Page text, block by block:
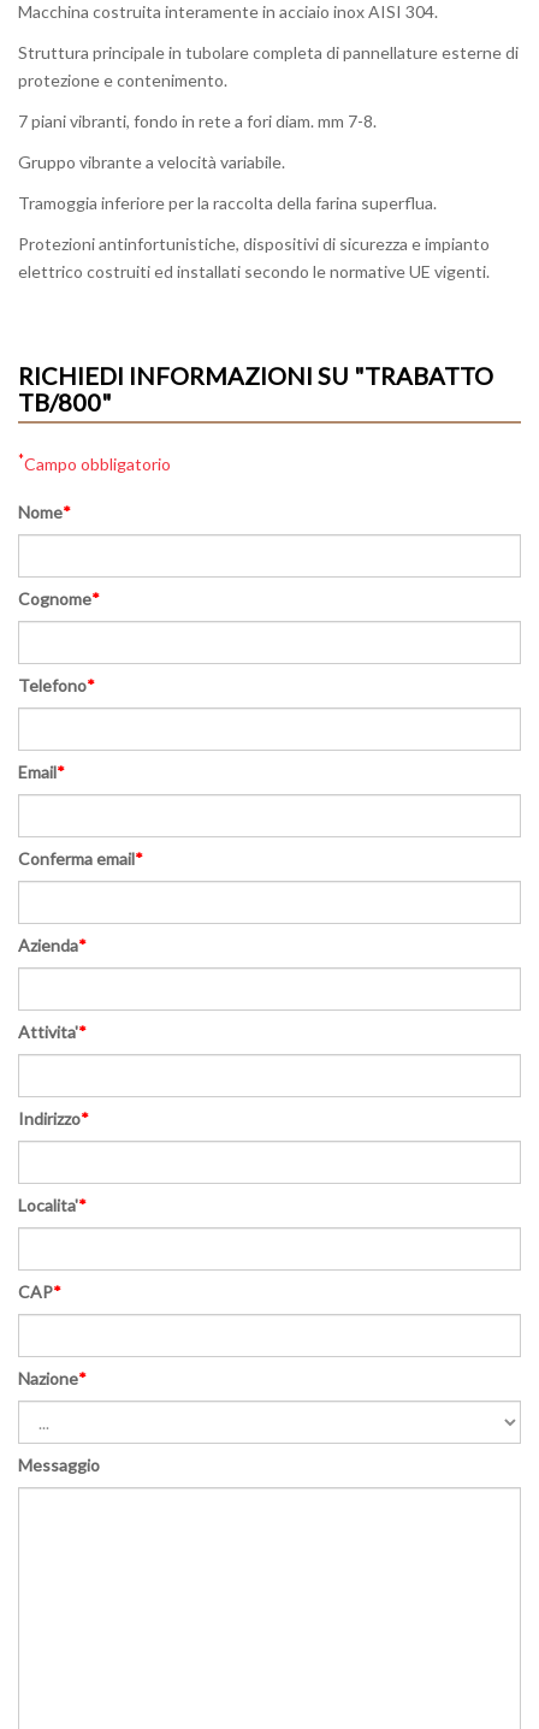
Macchina costruita interamente in acciaio inox AISI 304.
Struttura principale in tubolare completa di pannellature esterne di
protezione e contenimento.
7 piani vibranti, fondo in rete a fori diam. mm 7-8.
Gruppo vibrante a velocità variabile.
Tramoggia inferiore per la raccolta della farina superflua.
Protezioni antinfortunistiche, dispositivi di sicurezza e impianto
elettrico costruiti ed installati secondo le normative UE vigenti.
RICHIEDI INFORMAZIONI SU "TRABATTO
TB/800"
*Campo obbligatorio
Nome*
Cognome*
Telefono*
Email*
Conferma email*
Azienda*
Attivita'*
Indirizzo*
Localita'*
CAP*
Nazione*
Messaggio